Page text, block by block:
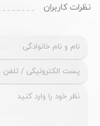
نظرات کاربران